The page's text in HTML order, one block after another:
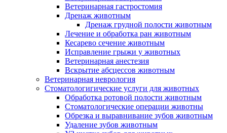
Ветеринарная гастростомия
Дренаж животным
Дренаж грудной полости животным
Лечение и обработка ран животным
Кесарево сечение животным
Исправление грыжи у животных
Ветеринарная анестезия
Вскрытие абсцессов животным
Ветеринарная неврология
Стоматологигические услуги для животных
Обработка ротовой полости животным
Стоматологические операции животны
Обрезка и выравнивание зубов животным
Удаление зубов животным